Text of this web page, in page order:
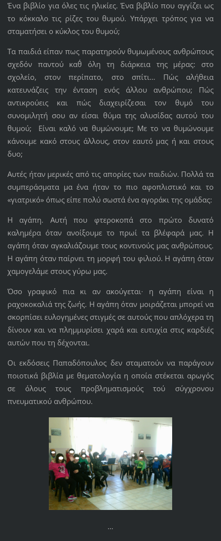
Ένα βιβλίο για όλες τις ηλικίες. Ένα βιβλίο που αγγίζει ως
το κόκκαλο τις ρίζες του θυμού. Υπάρχει τρόπος για να
σταματήσει ο κύκλος του θυμού;
Τα παιδιά είπαν πως παρατηρούν θυμωμένους ανθρώπους
σχεδόν παντού καθ΄ όλη τη διάρκεια της μέρας: στο
σχολείο, στον περίπατο, στο σπίτι… Πώς αλήθεια
κατευνάζεις την ένταση ενός άλλου ανθρώπου; Πώς
αντικρούεις και πώς διαχειρίζεσαι τον θυμό του
συνομιλητή σου αν είσαι θύμα της αλυσίδας αυτού του
θυμού; Είναι καλό να θυμώνουμε; Με το να θυμώνουμε
κάνουμε κακό στους άλλους, στον εαυτό μας ή και στους
δυο;
Αυτές ήταν μερικές από τις απορίες των παιδιών. Πολλά τα
συμπεράσματα μα ένα ήταν το πιο αφοπλιστικό και το
«γιατρικό» όπως είπε πολύ σωστά ένα αγοράκι της ομάδας:
Η αγάπη. Αυτή που φτεροκοπά στο πρώτο δυνατό
καλημέρα όταν ανοίξουμε το πρωί τα βλέφαρά μας. Η
αγάπη όταν αγκαλιάζουμε τους κοντινούς μας ανθρώπους.
Η αγάπη όταν παίρνει τη μορφή του φιλιού. Η αγάπη όταν
χαμογελάμε στους γύρω μας.
Όσο γραφικό πια κι αν ακούγεται∙ η αγάπη είναι η
ραχοκοκαλιά της ζωής. Η αγάπη όταν μοιράζεται μπορεί να
σκορπίσει ευλογημένες στιγμές σε αυτούς που απλόχερα τη
δίνουν και να πλημμυρίσει χαρά και ευτυχία στις καρδιές
αυτών που τη δέχονται.
Οι εκδόσεις Παπαδόπουλος δεν σταματούν να παράγουν
ποιοτικά βιβλία με θεματολογία η οποία στέκεται αρωγός
σε όλους τους προβληματισμούς τού σύγχρονου
πνευματικού ανθρώπου.
…